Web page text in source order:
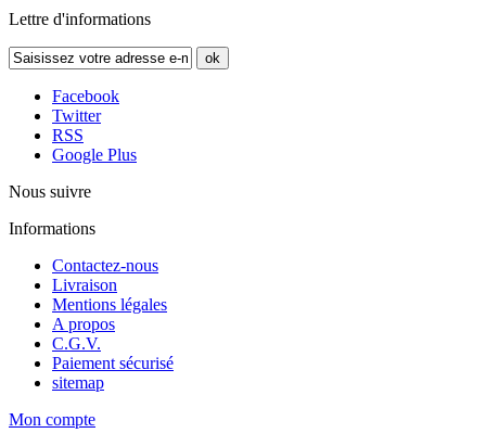
Lettre d'informations
ok
Facebook
Twitter
RSS
Google Plus
Nous suivre
Informations
Contactez-nous
Livraison
Mentions légales
A propos
C.G.V.
Paiement sécurisé
sitemap
Mon compte